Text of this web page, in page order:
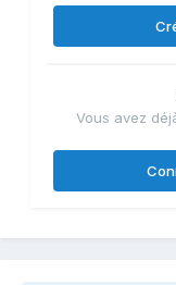
Vous avez